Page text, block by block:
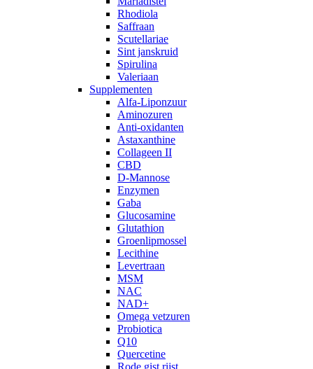
Rhodiola
Saffraan
Scutellariae
Sint janskruid
Spirulina
Valeriaan
Supplementen
Alfa-Liponzuur
Aminozuren
Anti-oxidanten
Astaxanthine
Collageen II
CBD
D-Mannose
Enzymen
Gaba
Glucosamine
Glutathion
Groenlipmossel
Lecithine
Levertraan
MSM
NAC
NAD+
Omega vetzuren
Probiotica
Q10
Quercetine
Rode gist rijst